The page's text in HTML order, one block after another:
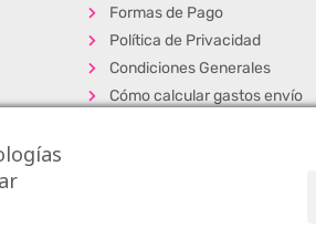
Formas de Pago
Política de Privacidad
Condiciones Generales
Cómo calcular gastos envío